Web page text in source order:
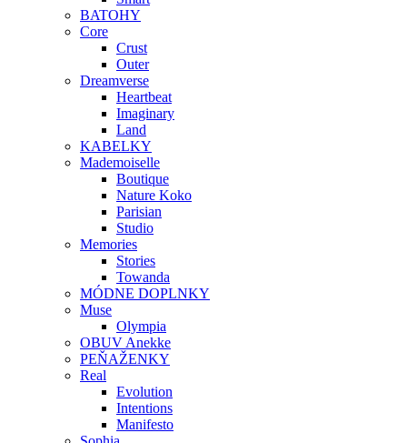
BATOHY
Core
Crust
Outer
Dreamverse
Heartbeat
Imaginary
Land
KABELKY
Mademoiselle
Boutique
Nature Koko
Parisian
Studio
Memories
Stories
Towanda
MÓDNE DOPLNKY
Muse
Olympia
OBUV Anekke
PEŇAŽENKY
Real
Evolution
Intentions
Manifesto